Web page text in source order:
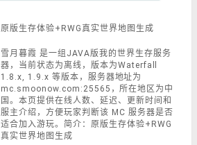
原版生存体验+RWG真实世界地图生成
雪月暮霞 是一组JAVA版我的世界生存服务
器，当前状态为离线，版本为Waterfall
1.8.x, 1.9.x 等版本，服务器地址为
mc.smoonow.com:25565，所在地区为中
国。本页提供在线人数、延迟、更新时间和
服主介绍，方便玩家判断该 MC 服务器是否
适合加入游玩。简介：原版生存体验+RWG
真实世界地图生成